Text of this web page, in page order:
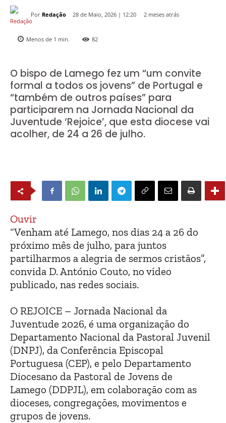
Por Redação 28 de Maio, 2026 | 12:20 2 meses atrás
Menos de 1 min. 82
O bispo de Lamego fez um “um convite
formal a todos os jovens” de Portugal e
“também de outros países” para
participarem na Jornada Nacional da
Juventude ‘Rejoice’, que esta diocese vai
acolher, de 24 a 26 de julho.
Ouvir
“Venham até Lamego, nos dias 24 a 26 do
próximo mês de julho, para juntos
partilharmos a alegria de sermos cristãos”,
convida D. António Couto, no vídeo
publicado, nas redes sociais.
O REJOICE – Jornada Nacional da
Juventude 2026, é uma organização do
Departamento Nacional da Pastoral Juvenil
(DNPJ), da Conferência Episcopal
Portuguesa (CEP), e pelo Departamento
Diocesano da Pastoral de Jovens de
Lamego (DDPJL), em colaboração com as
dioceses, congregações, movimentos e
grupos de jovens.